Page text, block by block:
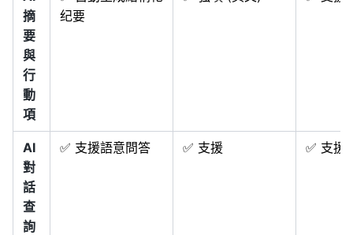
摘
要
與
行
動
項
纪要
AI
對
話
查
詢
✅ 支援語意問答 ✅ 支援 ✅ 支援